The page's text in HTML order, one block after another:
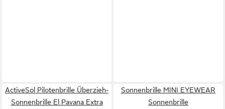
ActiveSol Pilotenbrille Überzieh-
Sonnenbrille El Pavana Extra
Sonnenbrille MINI EYEWEAR
Sonnenbrille